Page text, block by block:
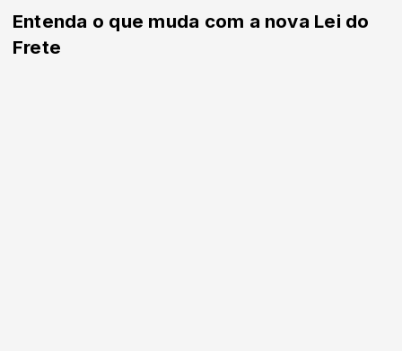
Entenda o que muda com a nova Lei do
Frete